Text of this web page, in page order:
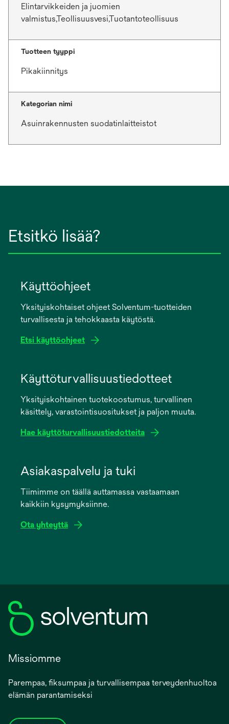
Elintarvikkeiden ja juomien
valmistus,Teollisuusvesi,Tuotantoteollisuus
Tuotteen tyyppi
Pikakiinnitys
Kategorian nimi
Asuinrakennusten suodatinlaitteistot
Etsitkö lisää?
Käyttöohjeet
Yksityiskohtaiset ohjeet Solventum-tuotteiden
turvallisesta ja tehokkaasta käytöstä.
Etsi käyttöohjeet
new
Käyttöturvallisuustiedotteet
Yksityiskohtainen tuotekoostumus, turvallinen
käsittely, varastointisuositukset ja paljon muuta.
Hae käyttöturvallisuustiedotteita
new
Asiakaspalvelu ja tuki
Tiimimme on täällä auttamassa vastaamaan
kaikkiin kysymyksiinne.
Ota yhteyttä
Missiomme
Parempaa, fiksumpaa ja turvallisempaa terveydenhuoltoa
elämän parantamiseksi